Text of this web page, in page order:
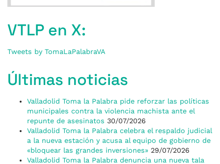
VTLP en X:
Tweets by TomaLaPalabraVA
Últimas noticias
Valladolid Toma la Palabra pide reforzar las políticas
municipales contra la violencia machista ante el
repunte de asesinatos 30/07/2026
Valladolid Toma la Palabra celebra el respaldo judicial
a la nueva estación y acusa al equipo de gobierno de
«bloquear las grandes inversiones» 29/07/2026
Valladolid Toma la Palabra denuncia una nueva tala